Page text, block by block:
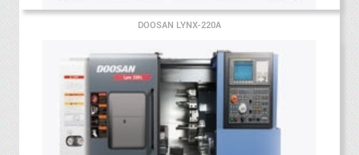
DOOSAN LYNX-220A